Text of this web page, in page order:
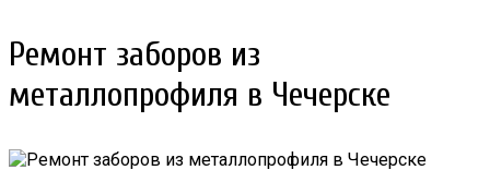
Ремонт заборов из
металлопрофиля в Чечерске